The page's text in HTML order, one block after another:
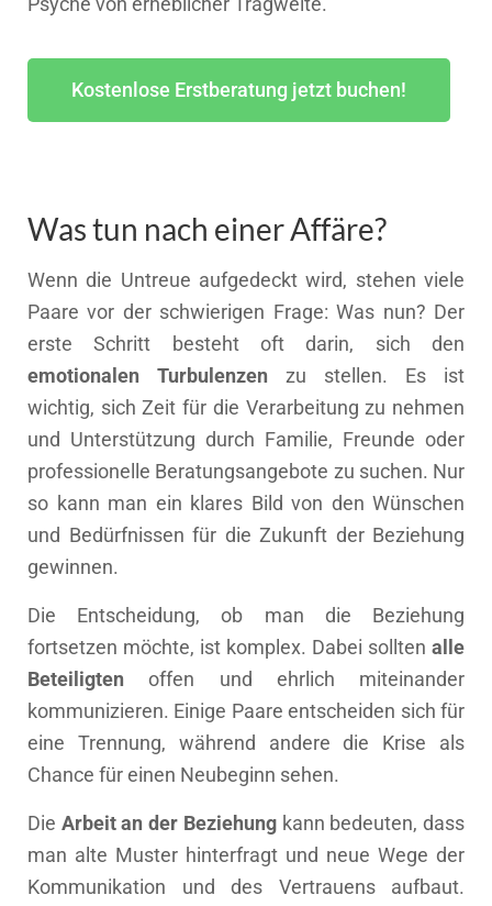
Kostenlose Erstberatung jetzt buchen!
Was tun nach einer Affäre?
Wenn die Untreue aufgedeckt wird, stehen viele
Paare vor der schwierigen Frage: Was nun? Der
erste Schritt besteht oft darin, sich den
emotionalen Turbulenzen zu stellen. Es ist
wichtig, sich Zeit für die Verarbeitung zu nehmen
und Unterstützung durch Familie, Freunde oder
professionelle Beratungsangebote zu suchen. Nur
so kann man ein klares Bild von den Wünschen
und Bedürfnissen für die Zukunft der Beziehung
gewinnen.
Die Entscheidung, ob man die Beziehung
fortsetzen möchte, ist komplex. Dabei sollten alle
Beteiligten offen und ehrlich miteinander
kommunizieren. Einige Paare entscheiden sich für
eine Trennung, während andere die Krise als
Chance für einen Neubeginn sehen.
Die Arbeit an der Beziehungkann bedeuten, dass
man alte Muster hinterfragt und neue Wege der
Kommunikation und des Vertrauens aufbaut.